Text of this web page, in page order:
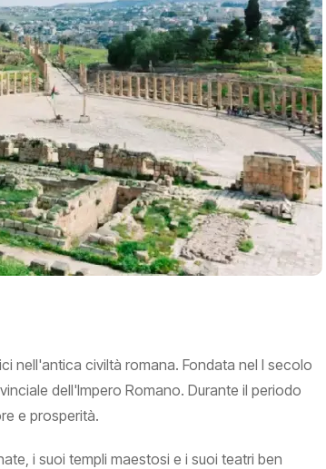
nell'antica civiltà romana. Fondata nel I secolo
dell'Impero Romano. Durante il periodo
e prosperità.
i suoi templi maestosi e i suoi teatri ben